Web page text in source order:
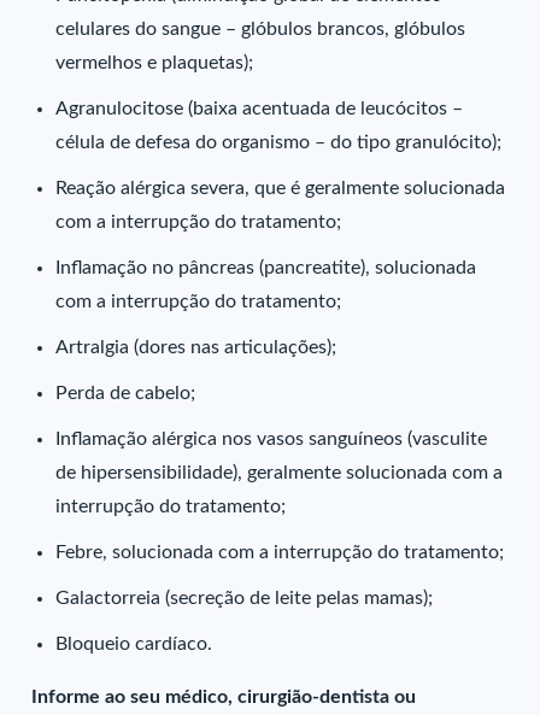
celulares do sangue – glóbulos brancos, glóbulos
vermelhos e plaquetas);
Agranulocitose (baixa acentuada de leucócitos –
célula de defesa do organismo – do tipo granulócito);
Reação alérgica severa, que é geralmente solucionada
com a interrupção do tratamento;
Inflamação no pâncreas (pancreatite), solucionada
com a interrupção do tratamento;
Artralgia (dores nas articulações);
Perda de cabelo;
Inflamação alérgica nos vasos sanguíneos (vasculite
de hipersensibilidade), geralmente solucionada com a
interrupção do tratamento;
Febre, solucionada com a interrupção do tratamento;
Galactorreia (secreção de leite pelas mamas);
Bloqueio cardíaco.
Informe ao seu médico, cirurgião-dentista ou